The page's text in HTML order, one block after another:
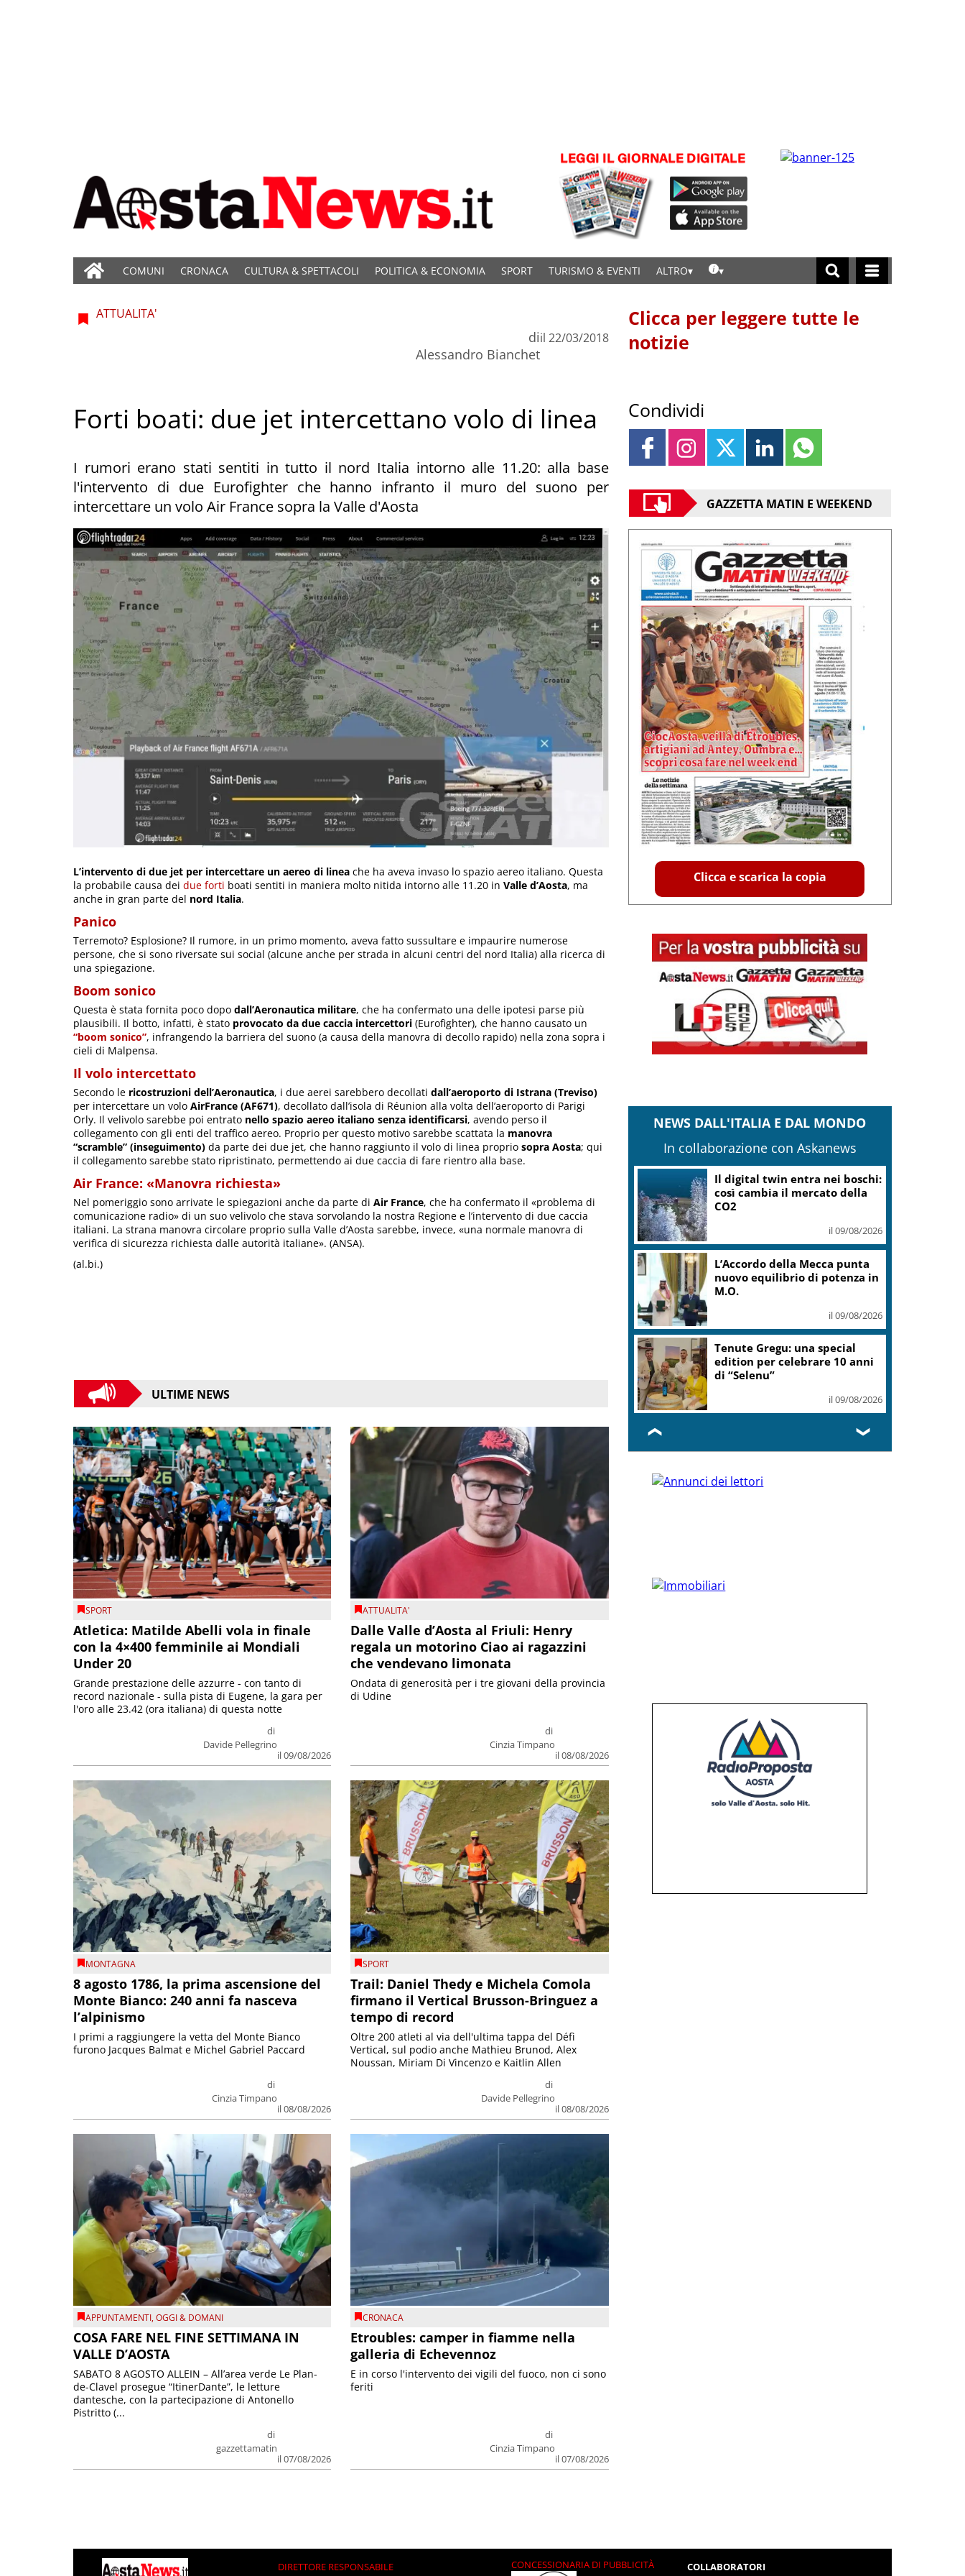
COMUNI CRONACA CULTURA & SPETTACOLI POLITICA & ECONOMIA SPORT TURISMO & EVENTI ALTRO
ATTUALITA'
di
Alessandro Bianchet
il 22/03/2018
Forti boati: due jet intercettano volo di linea
I rumori erano stati sentiti in tutto il nord Italia intorno alle 11.20: alla base
l'intervento di due Eurofighter che hanno infranto il muro del suono per
intercettare un volo Air France sopra la Valle d'Aosta
L’intervento di due jet per intercettare un aereo di linea che ha aveva invaso lo spazio aereo italiano. Questa
la probabile causa dei due forti boati sentiti in maniera molto nitida intorno alle 11.20 in Valle d’Aosta, ma
anche in gran parte del nord Italia.
Panico
Terremoto? Esplosione? Il rumore, in un primo momento, aveva fatto sussultare e impaurire numerose
persone, che si sono riversate sui social (alcune anche per strada in alcuni centri del nord Italia) alla ricerca di
una spiegazione.
Boom sonico
Questa è stata fornita poco dopo dall’Aeronautica militare, che ha confermato una delle ipotesi parse più
plausibili. Il botto, infatti, è stato provocato da due caccia intercettori (Eurofighter), che hanno causato un
“boom sonico”, infrangendo la barriera del suono (a causa della manovra di decollo rapido) nella zona sopra i
cieli di Malpensa.
Il volo intercettato
Secondo le ricostruzioni dell’Aeronautica, i due aerei sarebbero decollati dall’aeroporto di Istrana (Treviso)
per intercettare un volo AirFrance (AF671), decollato dall’isola di Réunion alla volta dell’aeroporto di Parigi
Orly. Il velivolo sarebbe poi entrato nello spazio aereo italiano senza identificarsi, avendo perso il
collegamento con gli enti del traffico aereo. Proprio per questo motivo sarebbe scattata la manovra
“scramble” (inseguimento) da parte dei due jet, che hanno raggiunto il volo di linea proprio sopra Aosta; qui
il collegamento sarebbe stato ripristinato, permettendo ai due caccia di fare rientro alla base.
Air France: «Manovra richiesta»
Nel pomeriggio sono arrivate le spiegazioni anche da parte di Air France, che ha confermato il «problema di
comunicazione radio» di un suo velivolo che stava sorvolando la nostra Regione e l’intervento di due caccia
italiani. La strana manovra circolare proprio sulla Valle d’Aosta sarebbe, invece, «una normale manovra di
verifica di sicurezza richiesta dalle autorità italiane». (ANSA).
(al.bi.)
ULTIME NEWS
SPORT
Atletica: Matilde Abelli vola in finale
con la 4×400 femminile ai Mondiali
Under 20
di
Davide Pellegrino
il 09/08/2026
Grande prestazione delle azzurre - con tanto di
record nazionale - sulla pista di Eugene, la gara per
l'oro alle 23.42 (ora italiana) di questa notte
ATTUALITA'
Dalle Valle d’Aosta al Friuli: Henry
regala un motorino Ciao ai ragazzini
che vendevano limonata
di
Cinzia Timpano
il 08/08/2026
Ondata di generosità per i tre giovani della provincia
di Udine
MONTAGNA
8 agosto 1786, la prima ascensione del
Monte Bianco: 240 anni fa nasceva
l’alpinismo
di
Cinzia Timpano
il 08/08/2026
I primi a raggiungere la vetta del Monte Bianco
furono Jacques Balmat e Michel Gabriel Paccard
SPORT
Trail: Daniel Thedy e Michela Comola
firmano il Vertical Brusson-Bringuez a
tempo di record
di
Davide Pellegrino
il 08/08/2026
Oltre 200 atleti al via dell'ultima tappa del Défì
Vertical, sul podio anche Mathieu Brunod, Alex
Noussan, Miriam Di Vincenzo e Kaitlin Allen
APPUNTAMENTI,OGGI & DOMANI
COSA FARE NEL FINE SETTIMANA IN
VALLE D’AOSTA
di
gazzettamatin
il 07/08/2026
SABATO 8 AGOSTO ALLEIN – All’area verde Le Plan-
de-Clavel prosegue “ItinerDante”, le letture
dantesche, con la partecipazione di Antonello
Pistritto (...
CRONACA
Etroubles: camper in fiamme nella
galleria di Echevennoz
di
Cinzia Timpano
il 07/08/2026
E in corso l'intervento dei vigili del fuoco, non ci sono
feriti
Clicca per leggere tutte le
notizie
Condividi
GAZZETTA MATIN E WEEKEND
Clicca e scarica la copia
NEWS DALL'ITALIA E DAL MONDO
In collaborazione con Askanews
Il digital twin entra nei boschi:
così cambia il mercato della
CO2
il 09/08/2026
L’Accordo della Mecca punta
nuovo equilibrio di potenza in
M.O.
il 09/08/2026
Tenute Gregu: una special
edition per celebrare 10 anni
di “Selenu”
il 09/08/2026
❮ ❯
DIRETTORE RESPONSABILE
CONCESSIONARIA DI PUBBLICITÀ
COLLABORATORI